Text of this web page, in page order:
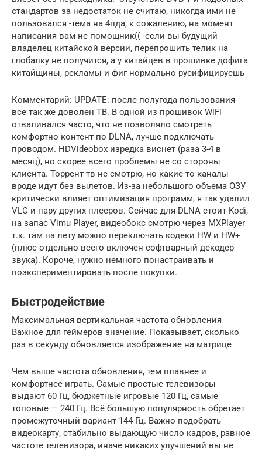
стандартов за недостаток не считаю, никогда ими не
пользовался -тема на 4пда, к сожалению, на момент
написания вам не помощник(( -если вы будущий
владелец китайской версии, перепрошить телик на
глобалку не получится, а у китайцев в прошивке дофига
китайщины, рекламы и фиг нормально русифицируешь
Комментарий: UPDATE: после полугода пользования
все так же доволен ТВ. В одной из прошивок WiFi
отваливался часто, что не позволяло смотреть
комфортно контент по DLNA, лучше подключать
проводом. HDVideobox изредка виснет (раза 3-4 в
месяц), но скорее всего проблемы не со стороны
клиента. Торрент-тв не смотрю, но какие-то каналы
вроде идут без вылетов. Из-за небольшого объема ОЗУ
критически влияет оптимизация программ, я так удалил
VLC и пару других плееров. Сейчас для DLNA стоит Kodi,
на запас Vimu Player, видеобокс смотрю через MXPlayer
т.к. там на лету можно переключать кодеки HW и HW+
(плюс отдельно всего включен софтварный декодер
звука). Короче, нужно немного понастраивать и
поэкспериментировать после покупки.
Быстродействие
Максимальная вертикальная частота обновления
Важное для геймеров значение. Показывает, сколько
раз в секунду обновляется изображение на матрице
Чем выше частота обновления, тем плавнее и
комфортнее играть. Самые простые телевизоры
выдают 60 Гц, бюджетные игровые 120 Гц, самые
топовые — 240 Гц. Всё большую популярность обретает
промежуточный вариант 144 Гц. Важно подобрать
видеокарту, стабильно выдающую число кадров, равное
частоте телевизора, иначе никаких улучшений вы не